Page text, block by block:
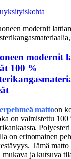
yksityiskohta
modernit
100 %
mattoon
on valmistettu 100
on erinomainen
Tämä matto
mukava ja kutsuva